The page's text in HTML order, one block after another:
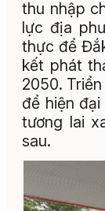
thu nhập
lực địa
thực để
kết phát
2050.
để hiện
tương lai
sau.